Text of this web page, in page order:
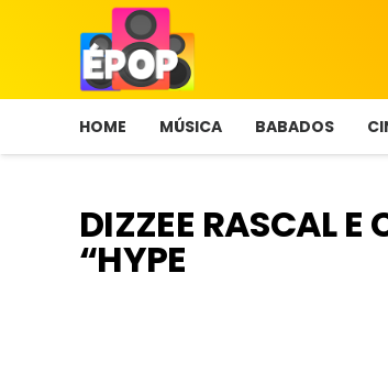
HOME MÚSICA BABADOS
DIZZEE RASCAL E
“HYPE